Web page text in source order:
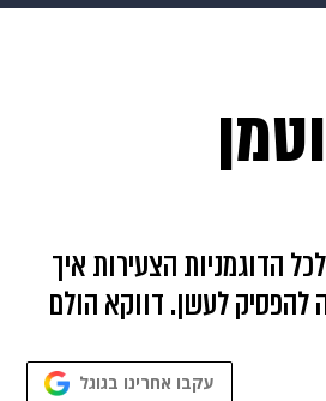
הדוגמניות הצעירות איך
להפסיק לעשן. דווקא הולם
עקבו אחרינו בגוגל